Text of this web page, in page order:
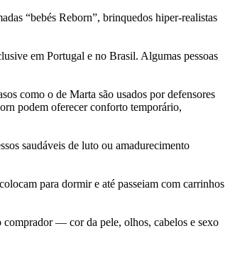
“bebés Reborn”, brinquedos hiper-realistas
em Portugal e no Brasil. Algumas pessoas
como o de Marta são usados por defensores
podem oferecer conforto temporário,
saudáveis de luto ou amadurecimento
para dormir e até passeiam com carrinhos
comprador — cor da pele, olhos, cabelos e sexo